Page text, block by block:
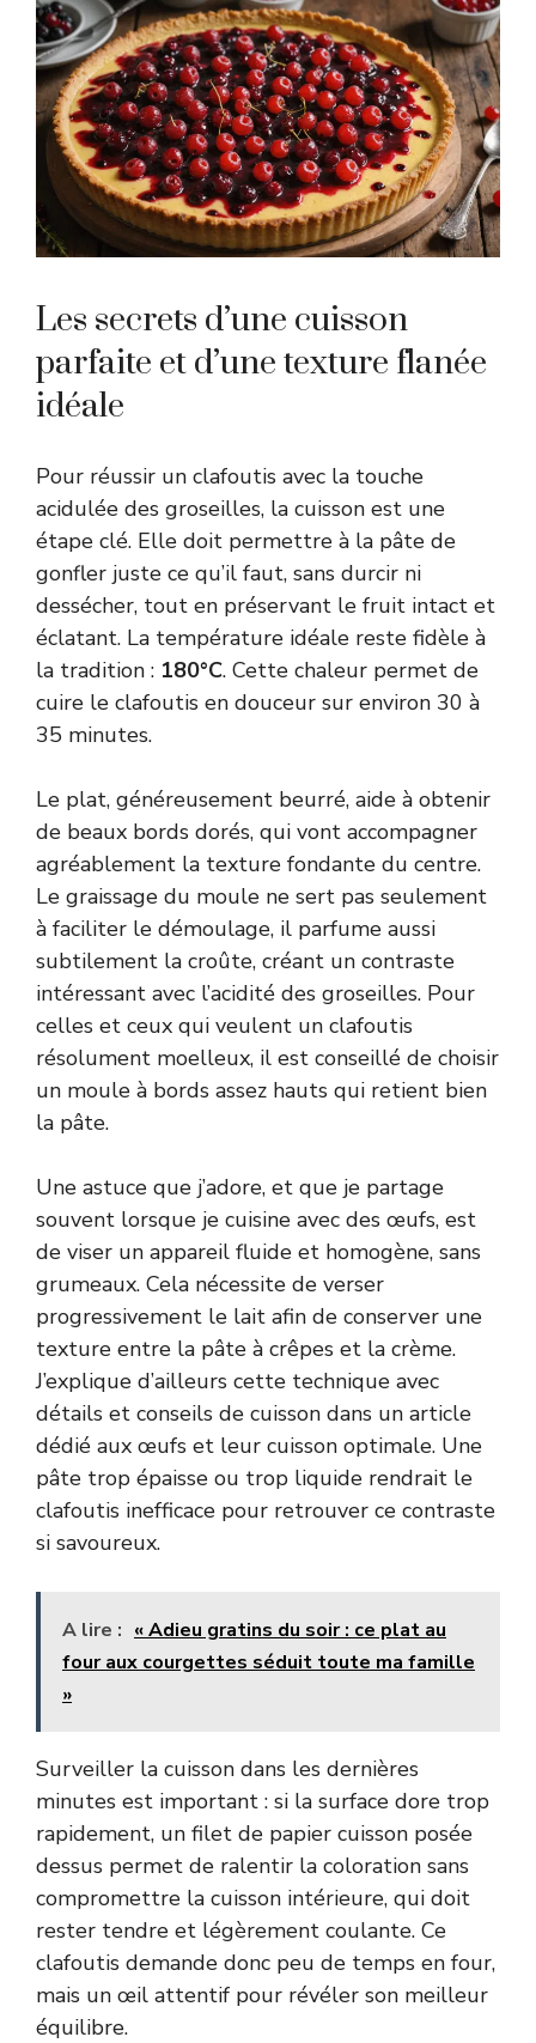
Les secrets d’une cuisson
parfaite et d’une texture flanée
idéale
Pour réussir un clafoutis avec la touche
acidulée des groseilles, la cuisson est une
étape clé. Elle doit permettre à la pâte de
gonfler juste ce qu’il faut, sans durcir ni
dessécher, tout en préservant le fruit intact et
éclatant. La température idéale reste fidèle à
la tradition : 180°C. Cette chaleur permet de
cuire le clafoutis en douceur sur environ 30 à
35 minutes.
Le plat, généreusement beurré, aide à obtenir
de beaux bords dorés, qui vont accompagner
agréablement la texture fondante du centre.
Le graissage du moule ne sert pas seulement
à faciliter le démoulage, il parfume aussi
subtilement la croûte, créant un contraste
intéressant avec l’acidité des groseilles. Pour
celles et ceux qui veulent un clafoutis
résolument moelleux, il est conseillé de choisir
un moule à bords assez hauts qui retient bien
la pâte.
Une astuce que j’adore, et que je partage
souvent lorsque je cuisine avec des œufs, est
de viser un appareil fluide et homogène, sans
grumeaux. Cela nécessite de verser
progressivement le lait afin de conserver une
texture entre la pâte à crêpes et la crème.
J’explique d’ailleurs cette technique avec
détails et conseils de cuisson dans un article
dédié aux œufs et leur cuisson optimale. Une
pâte trop épaisse ou trop liquide rendrait le
clafoutis inefficace pour retrouver ce contraste
si savoureux.
A lire : « Adieu gratins du soir : ce plat au
four aux courgettes séduit toute ma famille
»
Surveiller la cuisson dans les dernières
minutes est important : si la surface dore trop
rapidement, un filet de papier cuisson posée
dessus permet de ralentir la coloration sans
compromettre la cuisson intérieure, qui doit
rester tendre et légèrement coulante. Ce
clafoutis demande donc peu de temps en four,
mais un œil attentif pour révéler son meilleur
équilibre.